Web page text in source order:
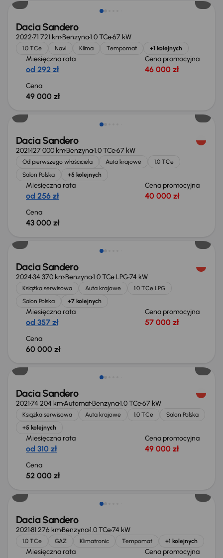
Dacia Sandero
202271 721 kmBenzyna1.0 TCe67 kW
1.0 TCe Navi Klima Tempomat +1 kolejnych
Miesięczna rata
od 292 zł
Cena promocyjna
46 000 zł
Cena
49 000 zł
Dacia Sandero
2021127 000 kmBenzyna1.0 TCe67 kW
Od pierwszego właściciela Auta krajowe
1.0 TCe
Salon Polska
+5 kolejnych
Miesięczna rata
od 256 zł
Cena promocyjna
40 000 zł
Cena
43 000 zł
Dacia Sandero
202434 370 kmBenzyna1.0 TCe LPG74 kW
Książka serwisowa Auta krajowe
1.0 TCe LPG
Salon Polska
+7 kolejnych
Miesięczna rata
od 357 zł
Cena promocyjna
57 000 zł
Cena
60 000 zł
Świeżo skupione
Dacia Sandero
202174 204 kmAutomatBenzyna1.0 TCe67 kW
Książka serwisowa Auta krajowe 1.0 TCe
Salon Polska
+5 kolejnych
Miesięczna rata
od 310 zł
Cena promocyjna
49 000 zł
Cena
52 000 zł
Świeżo skupione
Dacia Sandero
202181 276 kmBenzyna1.0 TCe74 kW
1.0 TCe GAZ Klimatronic Tempomat +1 kolejnych
Miesięczna rata Cena promocyjna